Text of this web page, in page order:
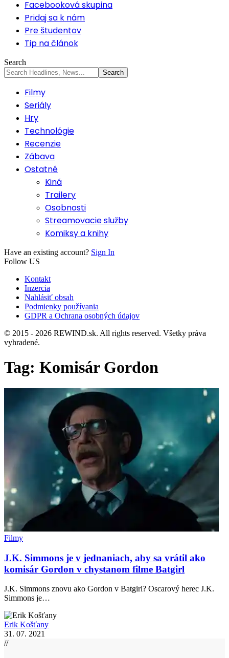
Facebooková skupina
Pridaj sa k nám
Pre študentov
Tip na článok
Search
Filmy
Seriály
Hry
Technológie
Recenzie
Zábava
Ostatné
Kiná
Trailery
Osobnosti
Streamovacie služby
Komiksy a knihy
Have an existing account? Sign In
Follow US
Kontakt
Inzercia
Nahlásiť obsah
Podmienky používania
GDPR a Ochrana osobných údajov
© 2015 - 2026 REWIND.sk. All rights reserved. Všetky práva
vyhradené.
Tag: Komisár Gordon
Filmy
J.K. Simmons je v jednaniach, aby sa vrátil ako
komisár Gordon v chystanom filme Batgirl
J.K. Simmons znovu ako Gordon v Batgirl? Oscarový herec J.K.
Simmons je…
Erik Košťany
31. 07. 2021
//